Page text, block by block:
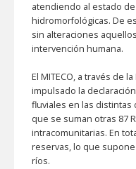
atendiendo al estado
hidromorfológicas. De
sin alteraciones
intervención humana.
El MITECO, a través de
impulsado la
fluviales en las distintas
que se suman otras 87
intracomunitarias. En
reservas, lo que
ríos.